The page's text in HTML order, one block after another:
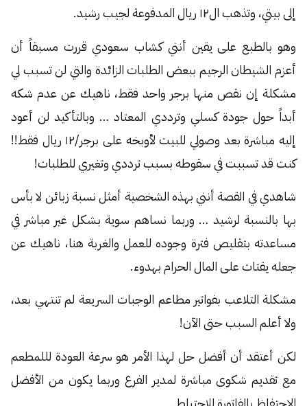
إلى بيتي، وتذهب ال١٢ ريال المدفوعة لجيب رشيد.
وهو بالطبع على يقين أنني كشاب سعودي قررت مسبقاً أن
أعزم الشيطان الرجيم ببعض الطلبات الزائدة والتي لن تسبب لي
مشكلة إن نقص منها برجر واحد فقط، ناهيك عن عدم شكه
أبداً حول جودة كسلي وترددي المعتاد … وبالتأكيد لن أعود
إليه مباشرة بعد وصولي للبيت لأوبخه على برجر/١٢ ريال فقط!!
كنت قد تسببت في سقوطه بسبب ترددي وتغيري للطلبات!
شاهدي في القصة أنني بهذه الشخصية أمثل نسبة زبائن لا بأس
بها بالنسبة لرشيد … وربما نساهم سوية بشكل غير مباشر في
مساعدته بتقليص فترة وجوده للعمل والغربة هنا، ناهيك عن
جعله يقتات على المال الحرام بهدوء.
مشكلة التلاعب بفواتير مطاعم الوجبات السريعة لم تنتهي بعد،
ولا أعلم السبب حتى الآن!
لكن أعتقد أن أفضل حل لهذا الأمر هو سرعة العودة لللمطعم
مع تقديم شكوى مباشرة لمدير الفرع وربما يكون من الأفضل